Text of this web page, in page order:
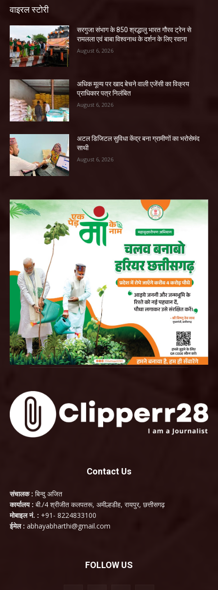
वाइरल स्टोरी
सरगुजा संभाग के 850 श्रद्धालु भारत गौरव ट्रेन से
रामलला एवं बाबा विश्वनाथ के दर्शन के लिए रवाना
August 6, 2026
अधिक मूल्य पर खाद बेचने वाली एजेंसी का विक्रय
प्राधिकार पत्र निलंबित
August 6, 2026
अटल डिजिटल सुविधा केंद्र बना ग्रामीणों का भरोसेमंद
साथी
August 6, 2026
Contact Us
संचालक : बिन्दु अजित
कार्यालय : बी./4 श्रीजीत कलपतरू, अमील्हडीह, रायपुर, छत्तीसगढ़
मोबाइल नं. : +91- 8224833100
ईमेल : abhayabharthi@gmail.com
FOLLOW US